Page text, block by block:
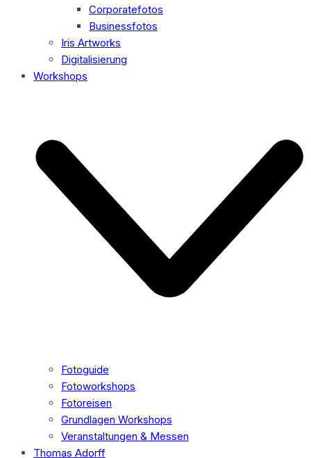
Corporatefotos
Businessfotos
Iris Artworks
Digitalisierung
Workshops
Fotoguide
Fotoworkshops
Fotoreisen
Grundlagen Workshops
Veranstaltungen & Messen
Thomas Adorff